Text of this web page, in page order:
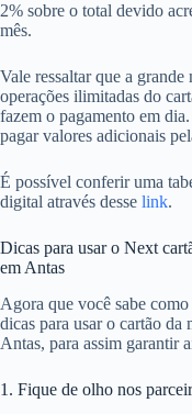
2% sobre o total devido
mês.
Vale ressaltar que a
operações ilimitadas do
fazem o pagamento em
pagar valores adicionais
É possível conferir uma
digital através desse link.
Dicas para usar o Next
em Antas
Agora que você sabe
dicas para usar o cartão
Antas, para assim garantir
1. Fique de olho nos